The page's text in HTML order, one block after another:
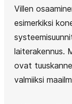
Villen
esimerkiksi
laiterakennus.
ovat
valmiiksi